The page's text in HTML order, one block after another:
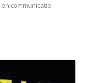
communicatie.